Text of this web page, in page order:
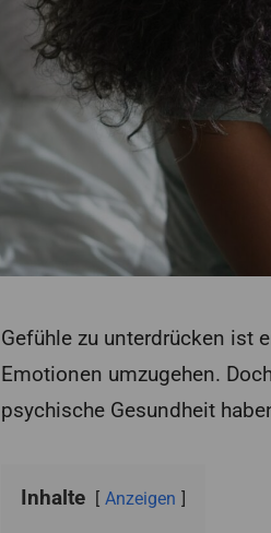
Gefühle zu unterdrücken ist
Emotionen umzugehen.
psychische Gesundheit
Inhalte Anzeigen